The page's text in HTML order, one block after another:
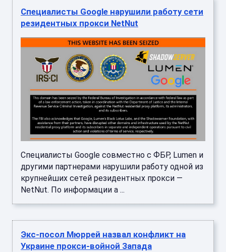
Специалисты Google нарушили работу сети
резидентных прокси NetNut
Специалисты Google совместно с ФБР, Lumen и
другими партнерами нарушили работу одной из
крупнейших сетей резидентных прокси —
NetNut. По информации а ...
Экс-посол Мюррей назвал конфликт на
Украине прокси-войной Запада